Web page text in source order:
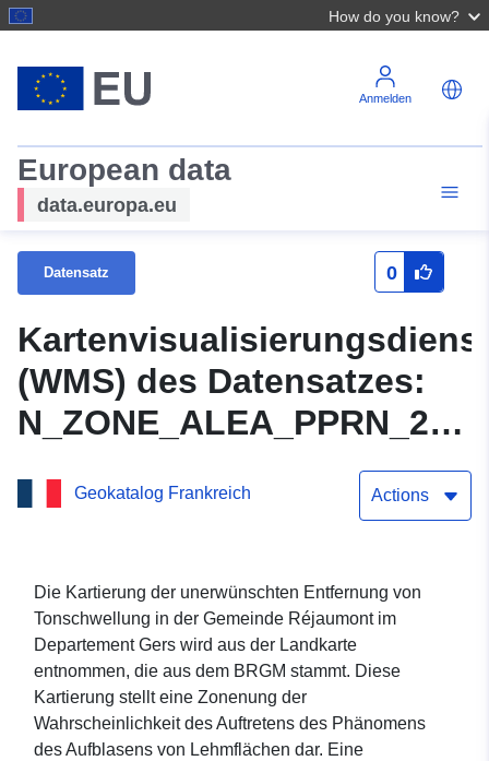
How do you know?
Anmelden
European data
data.europa.eu
Datensatz 0
(WMS) des Datensatzes:
(WMS) des Datensatzes:
Geokatalog Frankreich Actions
Die Kartierung der unerwünschten Entfernung von
Tonschwellung in der Gemeinde Réjaumont im
Departement Gers wird aus der Landkarte
entnommen, die aus dem BRGM stammt. Diese
Kartierung stellt eine Zonenung der
Wahrscheinlichkeit des Auftretens des Phänomens
des Aufblasens von Lehmflächen dar. Eine